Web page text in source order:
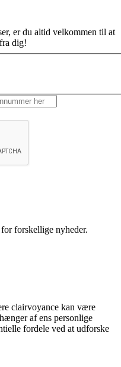
er du altid velkommen til at
dig!
forskellige nyheder.
clairvoyance kan være
af ens personlige
fordele ved at udforske